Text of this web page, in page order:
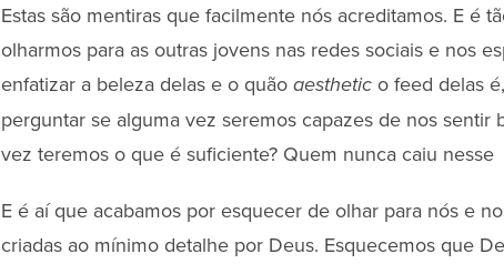
Estas são mentiras que facilmente nós acreditamos. E é
olharmos para as outras jovens nas redes sociais e nos
enfatizar a beleza delas e o quão aesthetic o feed delas
perguntar se alguma vez seremos capazes de nos
vez teremos o que é suficiente? Quem nunca caiu nesse
E é aí que acabamos por esquecer de olhar para nós e
criadas ao mínimo detalhe por Deus. Esquecemos que